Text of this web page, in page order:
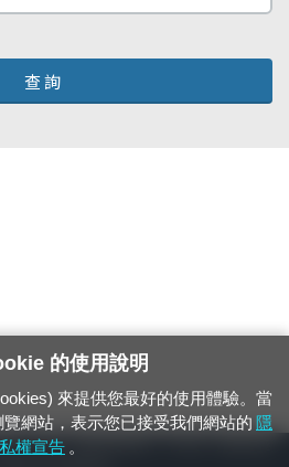
查 詢
、手機，僅限發現軌道、平交道、橋樑及隧
的使用說明
來提供您最好的使用體驗。當
網站，表示您已接受我們網站的 隱
私權宣告 。